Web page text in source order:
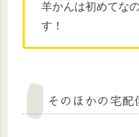
羊かんは初めてな
す！
そのほかの宅配